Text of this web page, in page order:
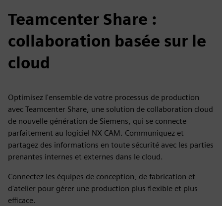
Teamcenter Share :
collaboration basée sur le
cloud
Optimisez l'ensemble de votre processus de production
avec Teamcenter Share, une solution de collaboration cloud
de nouvelle génération de Siemens, qui se connecte
parfaitement au logiciel NX CAM. Communiquez et
partagez des informations en toute sécurité avec les parties
prenantes internes et externes dans le cloud.
Connectez les équipes de conception, de fabrication et
d'atelier pour gérer une production plus flexible et plus
efficace.